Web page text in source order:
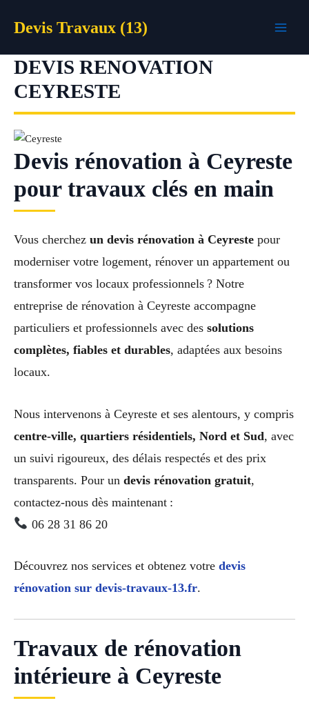
Devis Travaux (13)
DEVIS RENOVATION
CEYRESTE
Devis rénovation à Ceyreste
pour travaux clés en main
Vous cherchez un devis rénovation à Ceyreste pour
moderniser votre logement, rénover un appartement ou
transformer vos locaux professionnels ? Notre
entreprise de rénovation à Ceyreste accompagne
particuliers et professionnels avec des solutions
complètes, fiables et durables, adaptées aux besoins
locaux.
Nous intervenons à Ceyreste et ses alentours, y compris
centre-ville, quartiers résidentiels, Nord et Sud, avec
un suivi rigoureux, des délais respectés et des prix
transparents. Pour un devis rénovation gratuit,
contactez-nous dès maintenant :
06 28 31 86 20
Découvrez nos services et obtenez votre devis
rénovation sur devis-travaux-13.fr.
Travaux de rénovation
intérieure à Ceyreste